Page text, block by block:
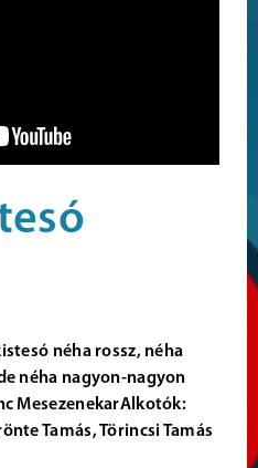
néha rossz, néha
néha nagyon-nagyon
MesezenekarAlkotók:
Tamás, Törincsi Tamás